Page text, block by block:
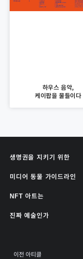
하우스 음악,
케이팝을 물들이다
생명권을 지키기 위한
미디어 동물 가이드라인
NFT 아트는
진짜 예술인가
이전 아티클